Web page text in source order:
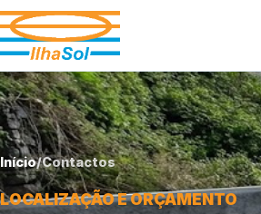
Início/Contactos
LOCALIZAÇÃO E ORÇAMENTO